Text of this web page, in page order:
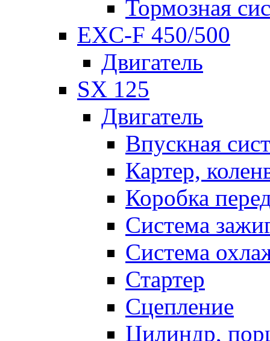
Тормозная
EXC-F 450/500
Двигатель
SX 125
Двигатель
Впускная
Картер,
Коробка
Система
Система
Стартер
Сцепление
Цилиндр,